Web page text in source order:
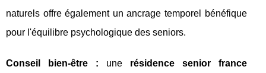
naturels offre également un ancrage temporel bénéfique
pour l'équilibre psychologique des seniors.
Conseil bien-être : une résidence senior france